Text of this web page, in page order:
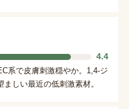
4.4
系で皮膚刺激穏やか。1,4-ジ
しい最近の低刺激素材。